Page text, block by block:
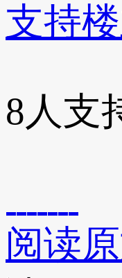
支持
8人支
阅读